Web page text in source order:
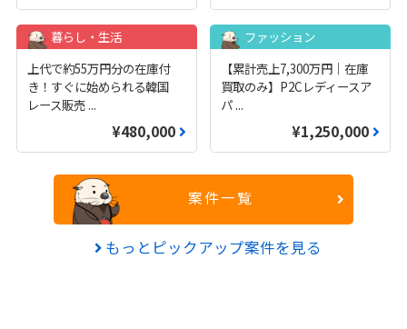
暮らし・生活
上代で約55万円分の在庫付
き！すぐに始められる韓国
レース販売 ...
¥480,000
ファッション
【累計売上7,300万円｜在庫
買取のみ】P2Cレディースア
パ ...
¥1,250,000
案件一覧
もっとピックアップ案件を見る